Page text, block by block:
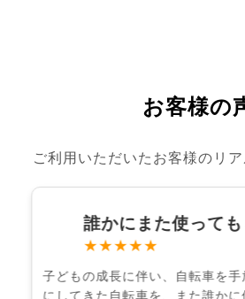
お客様の
ご利用いただいたお客様のリア
誰かにまた使っても
★★★★★
子どもの成長に伴い、自転車を
にしてきた自転車を、また誰かに